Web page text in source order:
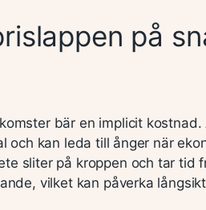
på
bär en implicit
och kan leda till ånger när
sliter på kroppen och tar tid
vilket kan påverka